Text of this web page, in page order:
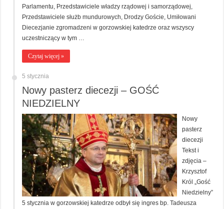
Parlamentu, Przedstawiciele władzy rządowej i samorządowej,
Przedstawiciele służb mundurowych, Drodzy Goście, Umiłowani
Diecezjanie zgromadzeni w gorzowskiej katedrze oraz wszyscy
uczestniczący w tym …
Czytaj więcej »
5 stycznia
Nowy pasterz diecezji – GOŚĆ
NIEDZIELNY
Nowy
pasterz
diecezji
Tekst i
zdjęcia –
Krzysztof
Król „Gość
Niedzielny”
5 stycznia w gorzowskiej katedrze odbył się ingres bp. Tadeusza